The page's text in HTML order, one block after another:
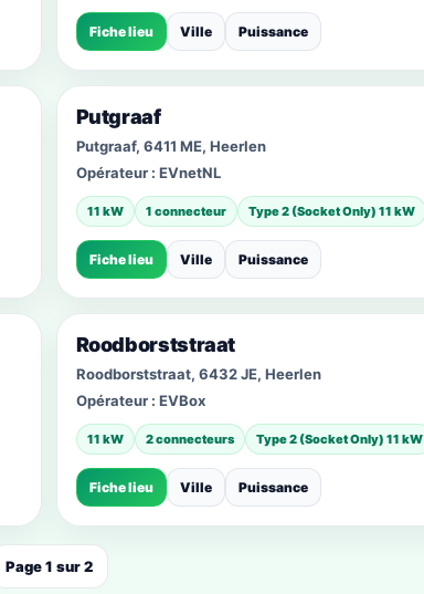
Fiche lieu Ville Puissance
Putgraaf
Putgraaf, 6411 ME, Heerlen
Opérateur : EVnetNL
11 kW 1 connecteur Type 2 (Socket Only) 11 kW
Fiche lieu Ville Puissance
Roodborststraat
Roodborststraat, 6432 JE, Heerlen
Opérateur : EVBox
11 kW 2 connecteurs Type 2 (Socket Only) 11 kW
Fiche lieu Ville Puissance
Page 1 sur 2